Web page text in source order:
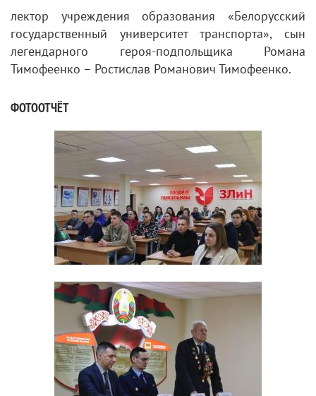
лектор учреждения образования «Белорусский
государственный университет транспорта», сын
легендарного героя-подпольщика Романа
Тимофеенко – Ростислав Романович Тимофеенко.
ФОТООТЧЁТ